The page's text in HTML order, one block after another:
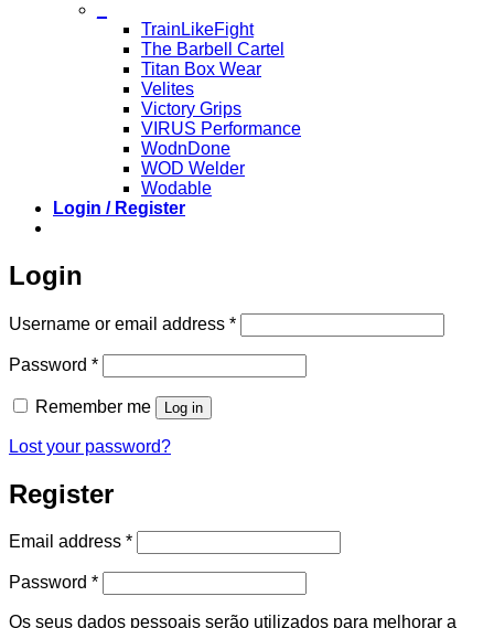
TrainLikeFight
The Barbell Cartel
Titan Box Wear
Velites
Victory Grips
VIRUS Performance
WodnDone
WOD Welder
Wodable
Login / Register
Login
Username or email address *Required
Password *Required
Remember me Log in
Lost your password?
Register
Email address *Required
Password *Required
Os seus dados pessoais serão utilizados para melhorar a